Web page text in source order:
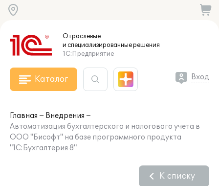
Отраслевые
и специализированныерешения
1С:Предприятие
Каталог Вход
Главная
Внедрения
Автоматизация бухгалтерского и налогового учета в
ООО "Бисофт" на базе программного продукта
"1С:Бухгалтерия 8"
К списку